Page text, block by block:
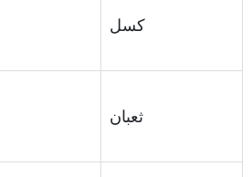
كسل
ثعبان